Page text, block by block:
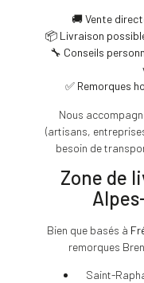
🚚Vente
📦 Livraison
🔧 Conseils
✅ Remorques
Nous
(artisans,
besoin de
Zone de
Bien que basés à
remorques
Saint-